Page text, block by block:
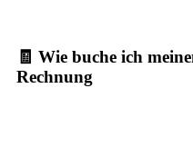
🧾 Wie buche ich
Rechnung